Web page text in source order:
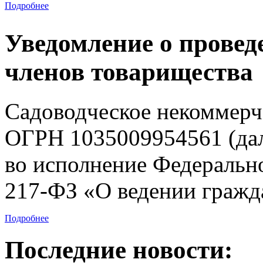
Подробнее
Уведомление о
членов товарищества
Садоводческое
ОГРН 1035009954561
во исполнение
217-ФЗ «О ведении
Подробнее
Последние новости: